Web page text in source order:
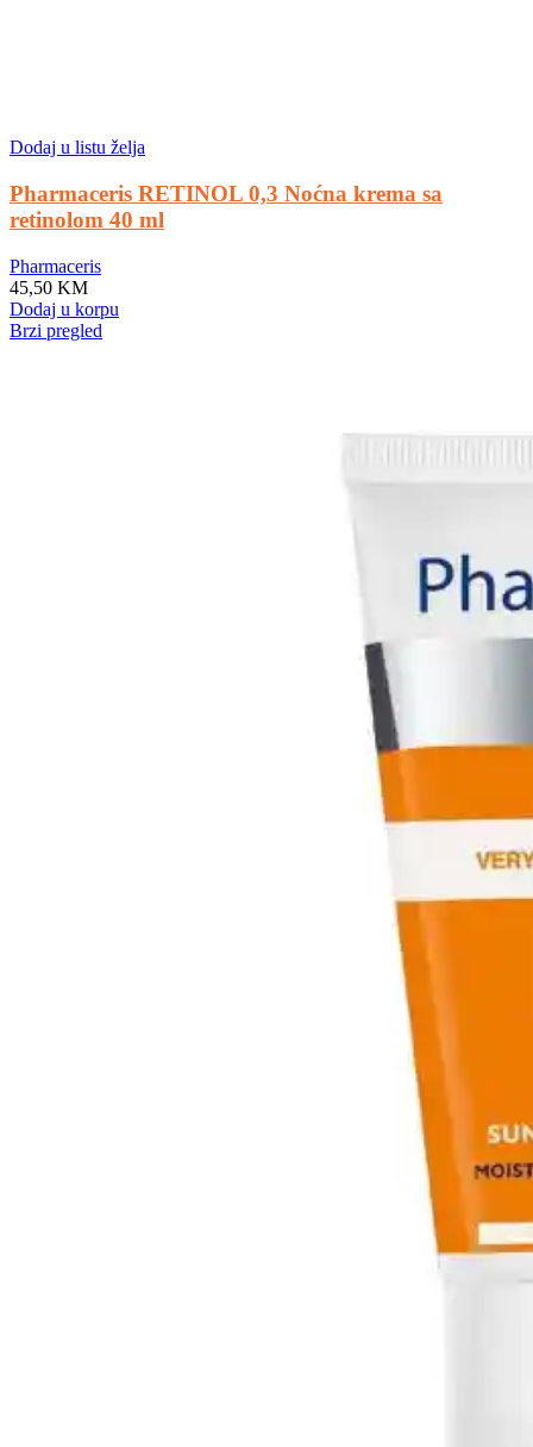
Dodaj u listu želja
Pharmaceris RETINOL 0,3 Noćna krema sa
retinolom 40 ml
Pharmaceris
45,50 KM
Dodaj u korpu
Brzi pregled